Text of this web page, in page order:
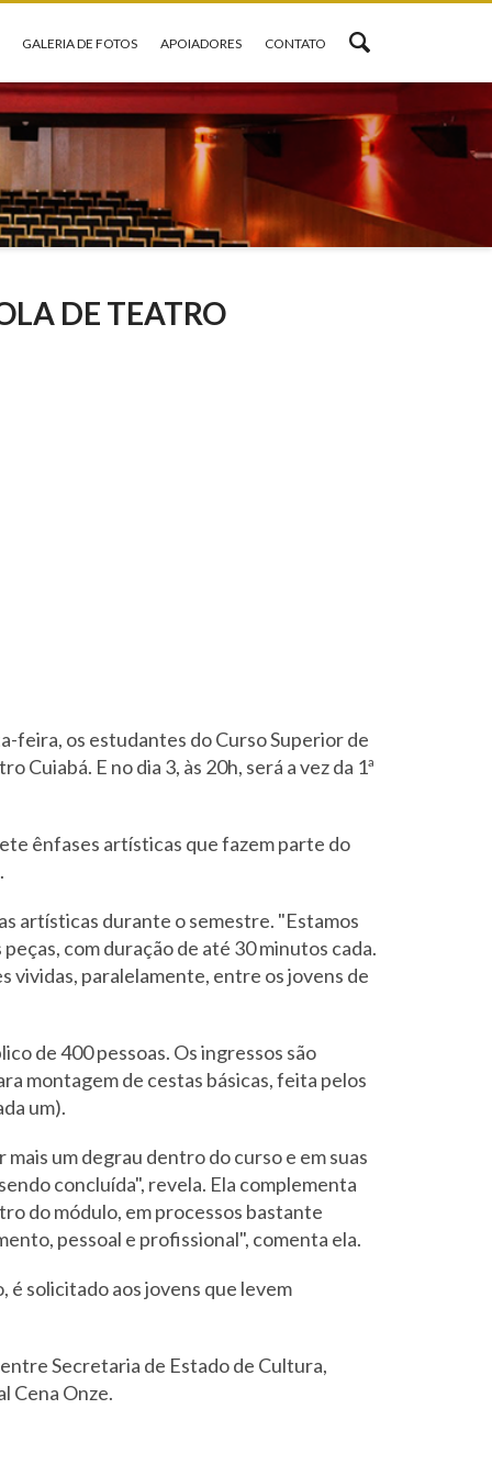
GALERIA DE FOTOS APOIADORES CONTATO
DE TEATRO
feira, os estudantes do Curso Superior de
Cuiabá. E no dia 3, às 20h, será a vez da 1ª
ênfases artísticas que fazem parte do
artísticas durante o semestre. "Estamos
com duração de até 30 minutos cada.
vividas, paralelamente, entre os jovens de
de 400 pessoas. Os ingressos são
montagem de cestas básicas, feita pelos
um).
um degrau dentro do curso e em suas
concluída", revela. Ela complementa
do módulo, em processos bastante
pessoal e profissional", comenta ela.
é solicitado aos jovens que levem
Secretaria de Estado de Cultura,
Cena Onze.